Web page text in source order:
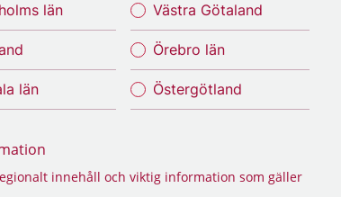
län
län
Västra Götaland
Örebro län
Östergötland
innehåll och viktig information som gäller